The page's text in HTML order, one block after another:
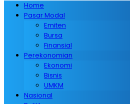
Home
Pasar Modal
Emiten
Bursa
Finansial
Perekonomian
Ekonomi
Bisnis
UMKM
Nasional